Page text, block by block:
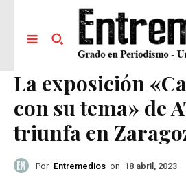
La exposición
con su tema» de
triunfa en
Por Entremedios on 18 abril, 2023